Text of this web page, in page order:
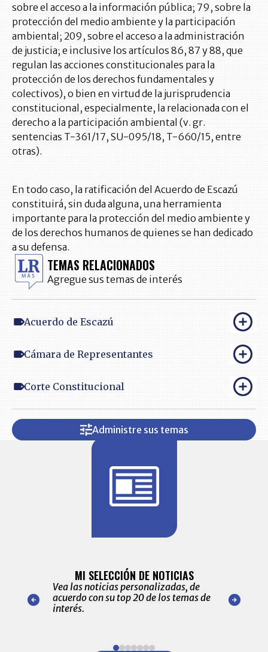
sobre el acceso a la información pública; 79, sobre la
protección del medio ambiente y la participación
ambiental; 209, sobre el acceso a la administración
de justicia; e inclusive los artículos 86, 87 y 88, que
regulan las acciones constitucionales para la
protección de los derechos fundamentales y
colectivos), o bien en virtud de la jurisprudencia
constitucional, especialmente, la relacionada con el
derecho a la participación ambiental (v. gr.
sentencias T-361/17, SU-095/18, T-660/15, entre
otras).
En todo caso, la ratificación del Acuerdo de Escazú
constituirá, sin duda alguna, una herramienta
importante para la protección del medio ambiente y
de los derechos humanos de quienes se han dedicado
a su defensa.
TEMAS RELACIONADOS
Agregue sus temas de interés
Acuerdo de Escazú
Cámara de Representantes
Corte Constitucional
Administre sus temas
nuestro
para
MI SELECCIÓN DE NOTICIAS
Vea las noticias personalizadas, de
acuerdo con su top 20 de los temas de
interés.
de las